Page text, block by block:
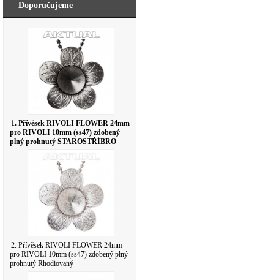
Doporučujeme
1. Přívěsek RIVOLI FLOWER 24mm
pro RIVOLI 10mm (ss47) zdobený
plný prohnutý STAROSTŘÍBRO
2. Přívěsek RIVOLI FLOWER 24mm
pro RIVOLI 10mm (ss47) zdobený plný
prohnutý Rhodiovaný